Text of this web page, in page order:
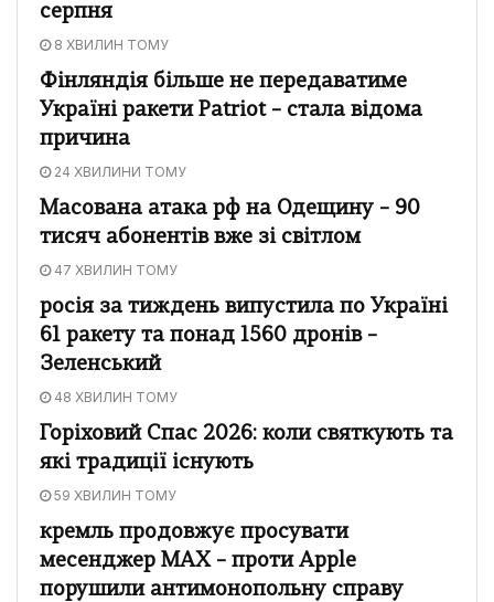
серпня
8 ХВИЛИН ТОМУ
Фінляндія більше не передаватиме
Україні ракети Patriot – стала відома
причина
24 ХВИЛИНИ ТОМУ
Масована атака рф на Одещину – 90
тисяч абонентів вже зі світлом
47 ХВИЛИН ТОМУ
росія за тиждень випустила по Україні
61 ракету та понад 1560 дронів –
Зеленський
48 ХВИЛИН ТОМУ
Горіховий Спас 2026: коли святкують та
які традиції існують
59 ХВИЛИН ТОМУ
кремль продовжує просувати
месенджер MAX – проти Apple
порушили антимонопольну справу